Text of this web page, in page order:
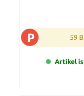
P 59
Artikel